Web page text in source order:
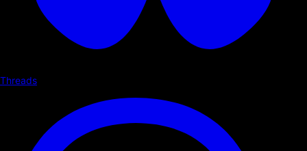
Threads